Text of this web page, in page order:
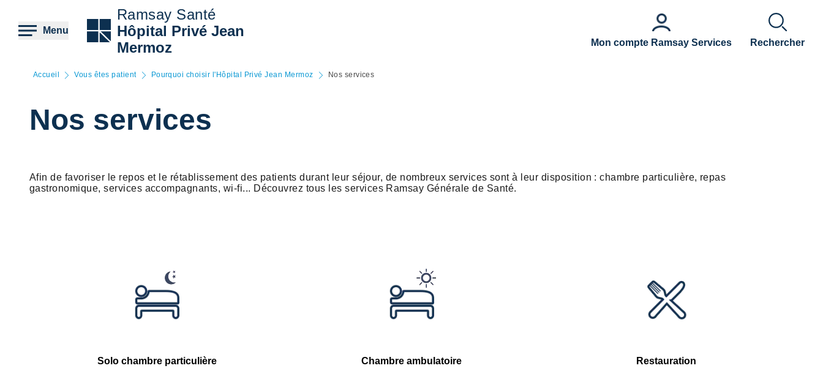
contenu
principal
Menu
Ramsay Santé
Hôpital Privé Jean
Mermoz
Mon compte Ramsay Services Rechercher
Accueil Vous êtes patient Pourquoi choisir l'Hôpital Privé Jean Mermoz Nos services
Nos services
Afin de favoriser le repos et le rétablissement des patients durant leur séjour, de nombreux services sont à leur disposition : chambre particulière, repas
gastronomique, services accompagnants, wi-fi... Découvrez tous les services Ramsay Générale de Santé.
Solo chambre particulière Chambre ambulatoire Restauration